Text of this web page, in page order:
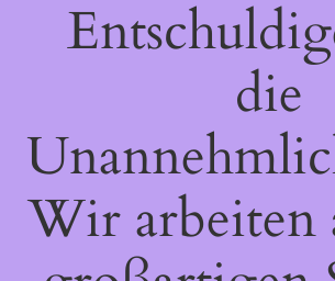
die
Wir arbeiten